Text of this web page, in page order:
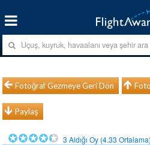
Fotoğraf Gezmeye Geri Dön
Paylaş
3 Aldığı Oy (4.33